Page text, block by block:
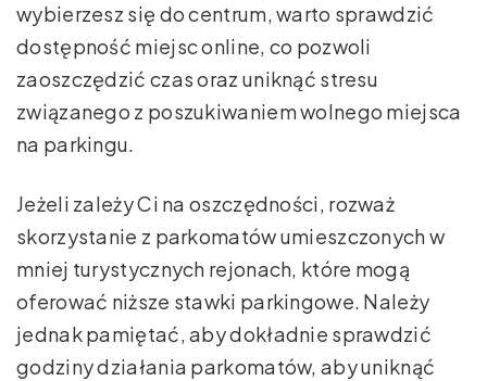
wybierzesz się do centrum, warto sprawdzić
dostępność miejsc online, co pozwoli
zaoszczędzić czas oraz uniknąć stresu
związanego z poszukiwaniem wolnego miejsca
na parkingu.
Jeżeli zależy Ci na oszczędności, rozważ
skorzystanie z parkomatów umieszczonych w
mniej turystycznych rejonach, które mogą
oferować niższe stawki parkingowe. Należy
jednak pamiętać, aby dokładnie sprawdzić
godziny działania parkomatów, aby uniknąć